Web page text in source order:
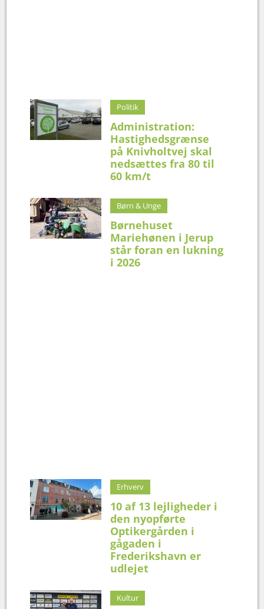
Politik
Administration:
Hastighedsgrænse
på Knivholtvej skal
nedsættes fra 80 til
60 km/t
Børn & Unge
Børnehuset
Mariehønen i Jerup
står foran en lukning
i 2026
Erhverv
10 af 13 lejligheder i
den nyopførte
Optikergården i
gågaden i
Frederikshavn er
udlejet
Kultur